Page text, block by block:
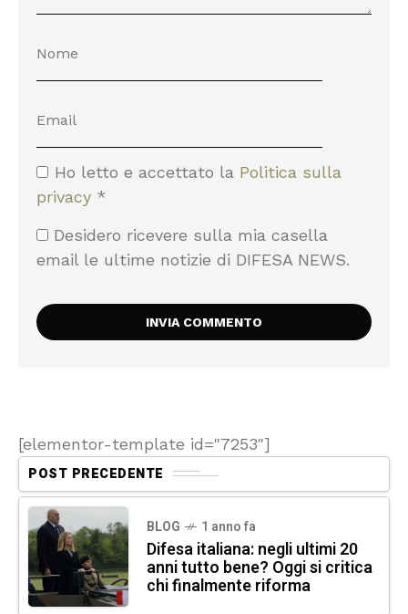
Ho letto e accettato la Politica sulla
privacy *
Desidero ricevere sulla mia casella
email le ultime notizie di DIFESA NEWS.
[elementor-template id="7253"]
POST PRECEDENTE
BLOG 1 anno fa
Difesa italiana: negli ultimi 20
anni tutto bene? Oggi si critica
chi finalmente riforma